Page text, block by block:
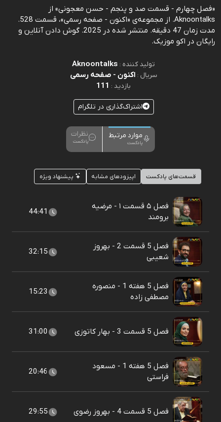
«فصل چهارم - قسمت صد و پنجم - حسن معجونی» از
Aknoontalks. از مجموعه‌ی «اکنون - صفحه رسمی»، قسمت 528.
مدت زمان 47 دقیقه. منتشر شده در 2025. گوش دادن آنلاین و
رایگان در اکو موزیک.
تولید کننده : Aknoontalks
سریال : اکنون - صفحه رسمی
بازدید : 111
اشتراک‌گذاری در تلگرام
موارد مرتبط
پادکست
نظرات
پادکست
قسمت‌های پادکست اپیزودهای مشابه پیشنهاد ویژه
فصل ۵ قسمت ۱ - مرضیه
برومند
44:41
فصل 5 قسمت 2 - بهروز
شعیبی
32:15
فصل 5 هفته 1 - منصوره
مصطفی زاده
15:23
فصل 5 قسمت 3 - بهار کاتوزی 31:00
فصل 5 هفته 1 - مسعود
فراستی
20:46
فصل 5 قسمت 4 - بهروز رضوی 29:55